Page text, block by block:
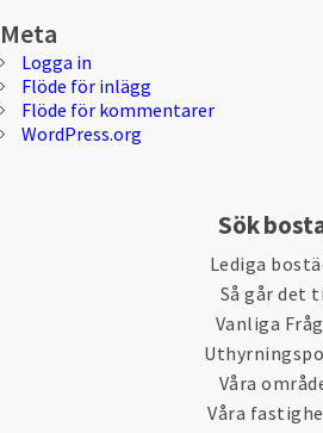
Meta
Logga in
Flöde för inlägg
Flöde för kommentarer
WordPress.org
Sök
Lediga
Så går det
Vanliga
Våra
Våra